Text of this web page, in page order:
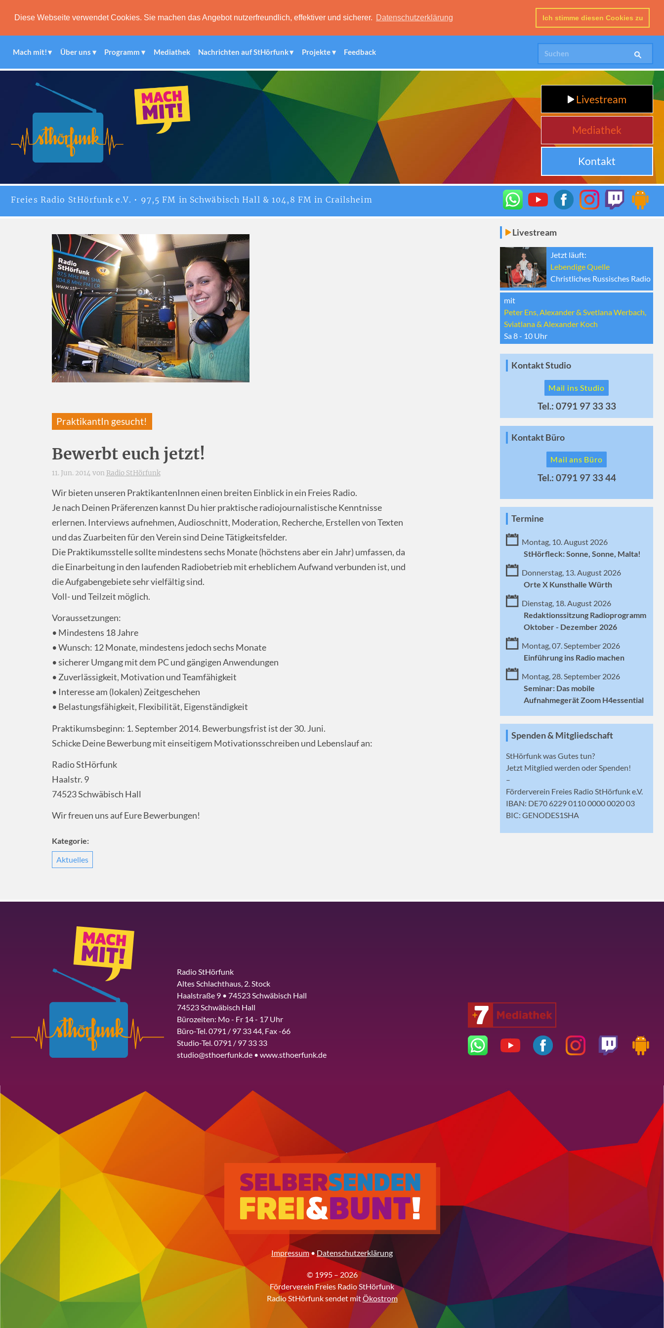
Diese Webseite verwendet Cookies. Sie machen das Angebot nutzerfreundlich, effektiver und sicherer. Datenschutzerklärung Ich stimme diesen Cookies zu
Mach mit! Über uns Programm Mediathek Nachrichten auf StHörfunk Projekte Feedback
Livestream
Mediathek
Kontakt
Freies Radio StHörfunke.V. • 97,5 FM in Schwäbisch Hall & 104,8 FM in Crailsheim
PraktikantIn gesucht!
Bewerbt euch jetzt!
11. Jun. 2014 von Radio StHörfunk
Wir bieten unseren PraktikantenInnen einen breiten Einblick in ein Freies Radio.
Je nach Deinen Präferenzen kannst Du hier praktische radiojournalistische Kenntnisse
erlernen. Interviews aufnehmen, Audioschnitt, Moderation, Recherche, Erstellen von Texten
und das Zuarbeiten für den Verein sind Deine Tätigkeitsfelder.
Die Praktikumsstelle sollte mindestens sechs Monate (höchstens aber ein Jahr) umfassen, da
die Einarbeitung in den laufenden Radiobetrieb mit erheblichem Aufwand verbunden ist, und
die Aufgabengebiete sehr vielfältig sind.
Voll- und Teilzeit möglich.
Voraussetzungen:
• Mindestens 18 Jahre
• Wunsch: 12 Monate, mindestens jedoch sechs Monate
• sicherer Umgang mit dem PC und gängigen Anwendungen
• Zuverlässigkeit, Motivation und Teamfähigkeit
• Interesse am (lokalen) Zeitgeschehen
• Belastungsfähigkeit, Flexibilität, Eigenständigkeit
Praktikumsbeginn: 1. September 2014. Bewerbungsfrist ist der 30. Juni.
Schicke Deine Bewerbung mit einseitigem Motivationsschreiben und Lebenslauf an:
Radio StHörfunk
Haalstr. 9
74523 Schwäbisch Hall
Wir freuen uns auf Eure Bewerbungen!
Kategorie:
Aktuelles
Livestream
Jetzt läuft:
Lebendige Quelle
Christliches Russisches Radio
mit
Peter Ens, Alexander & Svetlana Werbach,
Sviatlana & Alexander Koch
Sa 8 - 10 Uhr
Kontakt Studio
Mail ins Studio
Tel.: 0791 97 33 33
Kontakt Büro
Mail ans Büro
Tel.: 0791 97 33 44
Termine
Montag, 10. August 2026
StHörfleck: Sonne, Sonne, Malta!
Donnerstag, 13. August 2026
Orte X Kunsthalle Würth
Dienstag, 18. August 2026
Redaktionssitzung Radioprogramm
Oktober - Dezember 2026
Montag, 07. September 2026
Einführung ins Radio machen
Montag, 28. September 2026
Seminar: Das mobile
Aufnahmegerät Zoom H4essential
Spenden & Mitgliedschaft
StHörfunk was Gutes tun?
Jetzt Mitglied werden oder Spenden!
–
Förderverein Freies Radio StHörfunk e.V.
IBAN: DE70 6229 0110 0000 0020 03
BIC: GENODES1SHA
Radio StHörfunk
Altes Schlachthaus, 2. Stock
Haalstraße 9 • 74523 Schwäbisch Hall
74523 Schwäbisch Hall
Bürozeiten: Mo - Fr 14 - 17 Uhr
Büro-Tel. 0791 / 97 33 44, Fax -66
Studio-Tel. 0791 / 97 33 33
studio@sthoerfunk.de • www.sthoerfunk.de
Impressum•Datenschutzerklärung
© 1995 – 2026
Förderverein Freies Radio StHörfunk
Radio StHörfunk sendet mitÖkostrom